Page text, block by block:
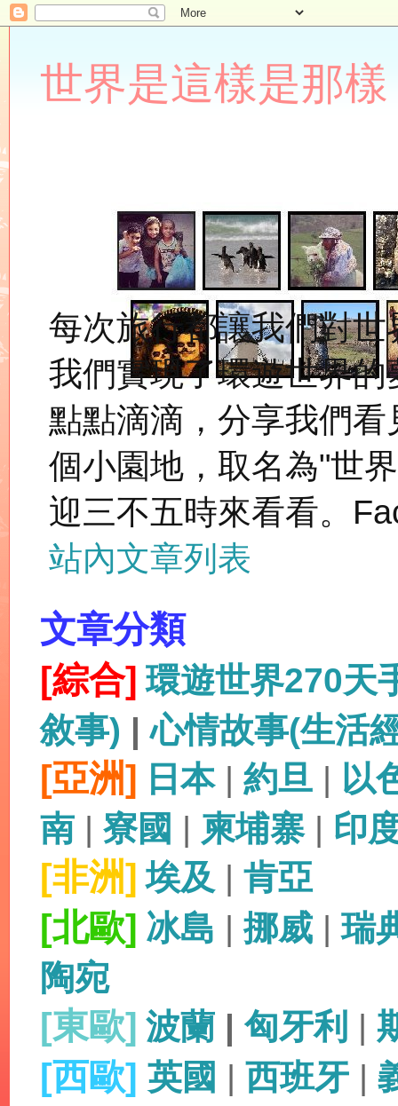
世界是這樣是那樣
每次旅行都讓我們對
我們實現了環遊世界
點點滴滴，分享我們
個小園地，取名為"世
迎三不五時來看看。
站內文章列表
文章分類
[綜合] 環遊世界270天
敘事) |心情故事(生活
[亞洲] 日本| 約旦 | 以
南 | 寮國 | 柬埔寨| 印
[非洲] 埃及 | 肯亞
[北歐] 冰島 |挪威 |瑞
陶宛
[東歐] 波蘭 | 匈牙利 |
[西歐] 英國 | 西班牙 |